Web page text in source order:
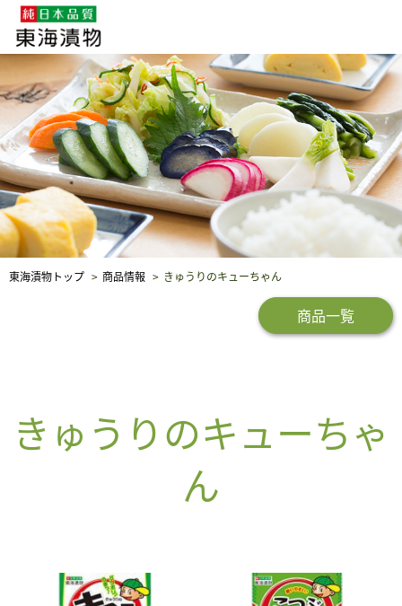
企業・採用情報 社会貢献 品質保証
東海漬物トップ 商品情報 きゅうりのキューちゃん
商品一覧
きゅうりのキューちゃ
ん